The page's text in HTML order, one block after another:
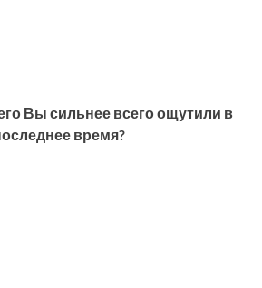
Вы сильнее всего ощутили в
время?